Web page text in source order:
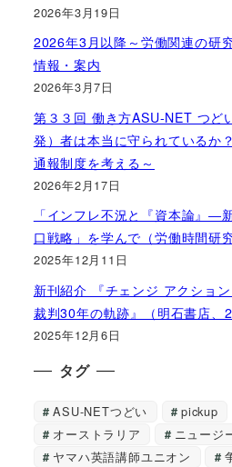
2026年3月19日
2026年3月以降～労働関連の研
情報・案内
2026年3月7日
第３３回 働き方ASU-NET つ
発）者は本当に守られている
通報制度を考える～
2026年2月17日
「インフレ不況と『資本論』―
口戦略」を学んで（労働時間研究
2025年12月11日
新刊紹介 『チェンジ アクショ
裁判30年の軌跡』（明石書店、
2025年12月6日
タグ
ASU-NETつどい pickup
オーストラリア
ニュージ
ヤマハ英語講師ユニオン